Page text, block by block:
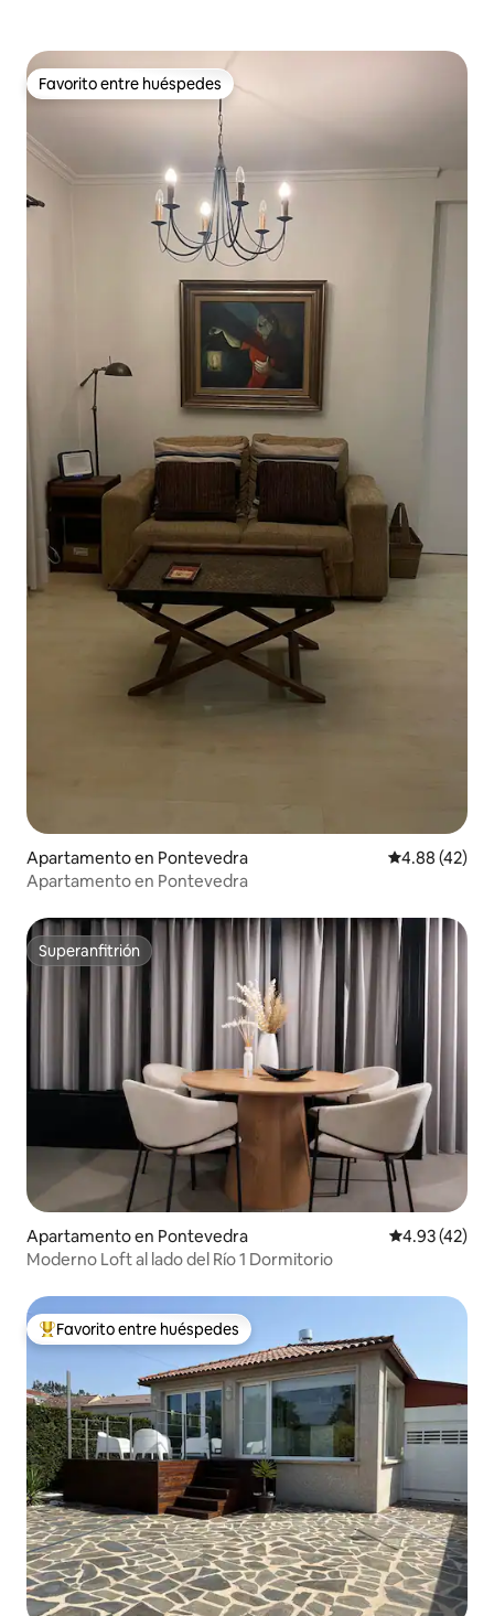
Favorito entre huéspedes
Favorito entre huéspedes
Apartamento en Pontevedra Calificación
4.88 (42)
Apartamento en Pontevedra
Superanfitrión
Superanfitrión
Apartamento en Pontevedra Calificación
4.93 (42)
Moderno Loft al lado del Río 1 Dormitorio
Favorito entre huéspedes preferido
Favorito entre huéspedes